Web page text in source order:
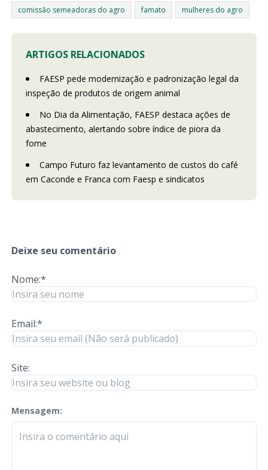
comissão semeadoras do agro famato mulheres do agro
ARTIGOS RELACIONADOS
FAESP pede modernização e padronização legal da
inspeção de produtos de origem animal
No Dia da Alimentação, FAESP destaca ações de
abastecimento, alertando sobre índice de piora da
fome
Campo Futuro faz levantamento de custos do café
em Caconde e Franca com Faesp e sindicatos
Deixe seu comentário
Nome:*
Email:*
Site:
Mensagem:
check-terms